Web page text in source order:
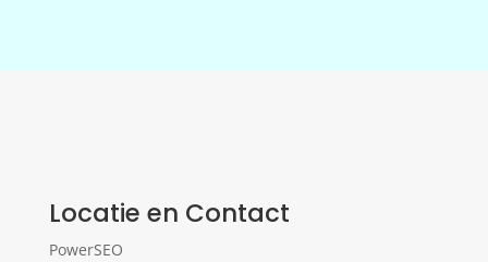
Locatie en Contact
PowerSEO